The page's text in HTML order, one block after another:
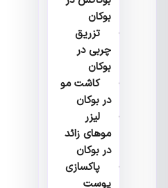
بوکان
تزریق
چربی در
بوکان
کاشت مو
در بوکان
لیزر
موهای زائد
در بوکان
پاکسازی
پوست